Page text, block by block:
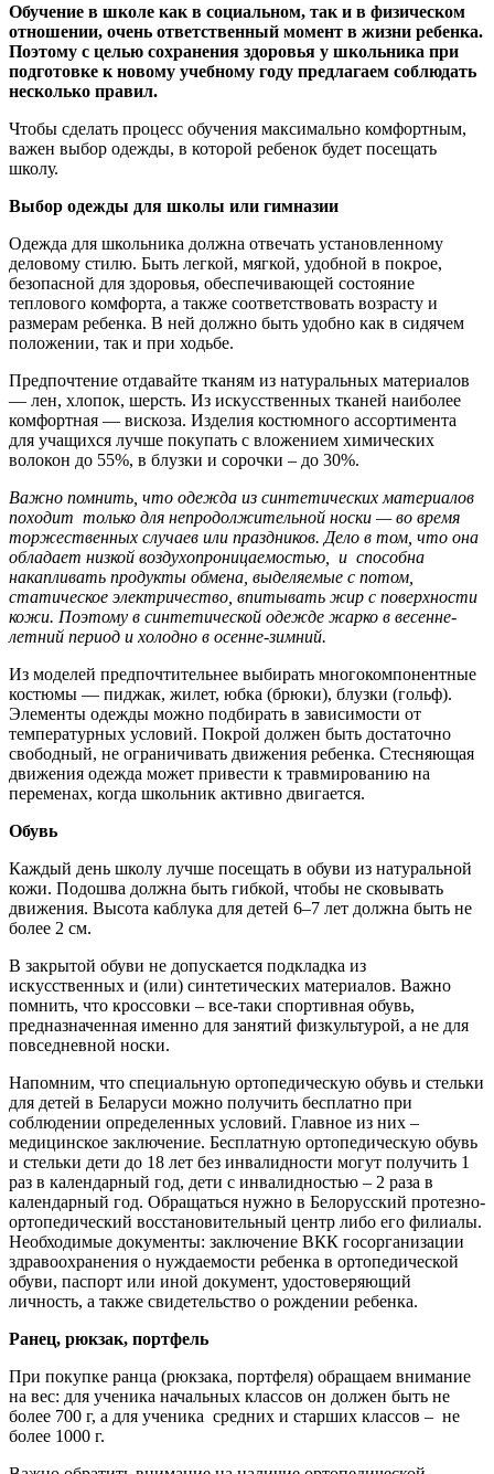
Обучение в школе как в социальном, так и в физическом
отношении, очень ответственный момент в жизни ребенка.
Поэтому с целью сохранения здоровья у школьника при
подготовке к новому учебному году предлагаем соблюдать
несколько правил.
Чтобы сделать процесс обучения максимально комфортным,
важен выбор одежды, в которой ребенок будет посещать
школу.
Выбор одежды для школы или гимназии
Одежда для школьника должна отвечать установленному
деловому стилю. Быть легкой, мягкой, удобной в покрое,
безопасной для здоровья, обеспечивающей состояние
теплового комфорта, а также соответствовать возрасту и
размерам ребенка. В ней должно быть удобно как в сидячем
положении, так и при ходьбе.
Предпочтение отдавайте тканям из натуральных материалов
— лен, хлопок, шерсть. Из искусственных тканей наиболее
комфортная — вискоза. Изделия костюмного ассортимента
для учащихся лучше покупать с вложением химических
волокон до 55%, в блузки и сорочки – до 30%.
Важно помнить, что одежда из синтетических материалов
походит только для непродолжительной носки — во время
торжественных случаев или праздников. Дело в том, что она
обладает низкой воздухопроницаемостью, и способна
накапливать продукты обмена, выделяемые с потом,
статическое электричество, впитывать жир с поверхности
кожи. Поэтому в синтетической одежде жарко в весенне-
летний период и холодно в осенне-зимний.
Из моделей предпочтительнее выбирать многокомпонентные
костюмы — пиджак, жилет, юбка (брюки), блузки (гольф).
Элементы одежды можно подбирать в зависимости от
температурных условий. Покрой должен быть достаточно
свободный, не ограничивать движения ребенка. Стесняющая
движения одежда может привести к травмированию на
переменах, когда школьник активно двигается.
Обувь
Каждый день школу лучше посещать в обуви из натуральной
кожи. Подошва должна быть гибкой, чтобы не сковывать
движения. Высота каблука для детей 6–7 лет должна быть не
более 2 см.
В закрытой обуви не допускается подкладка из
искусственных и (или) синтетических материалов. Важно
помнить, что кроссовки – все-таки спортивная обувь,
предназначенная именно для занятий физкультурой, а не для
повседневной носки.
Напомним, что специальную ортопедическую обувь и стельки
для детей в Беларуси можно получить бесплатно при
соблюдении определенных условий. Главное из них –
медицинское заключение. Бесплатную ортопедическую обувь
и стельки дети до 18 лет без инвалидности могут получить 1
раз в календарный год, дети с инвалидностью – 2 раза в
календарный год. Обращаться нужно в Белорусский протезно-
ортопедический восстановительный центр либо его филиалы.
Необходимые документы: заключение ВКК госорганизации
здравоохранения о нуждаемости ребенка в ортопедической
обуви, паспорт или иной документ, удостоверяющий
личность, а также свидетельство о рождении ребенка.
Ранец, рюкзак, портфель
При покупке ранца (рюкзака, портфеля) обращаем внимание
на вес: для ученика начальных классов он должен быть не
более 700 г, а для ученика средних и старших классов – не
более 1000 г.